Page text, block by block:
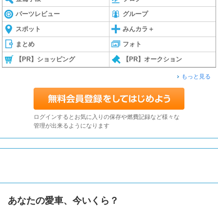
パーツレビュー グループ
スポット みんカラ＋
まとめ フォト
【PR】ショッピング 【PR】オークション
もっと見る
ログインするとお気に入りの保存や燃費記録など様々な
管理が出来るようになります
あなたの愛車、今いくら？